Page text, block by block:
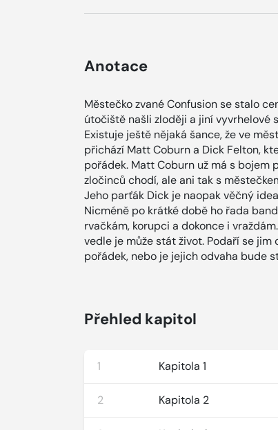
Anotace
Městečko zvané Confusion se stalo
útočiště našli zloději a jiní vyvrhelové
Existuje ještě nějaká šance, že ve
přichází Matt Coburn a Dick Felton,
pořádek. Matt Coburn už má s bojem
zločinců chodí, ale ani tak s
Jeho parťák Dick je naopak věčný
Nicméně po krátké době ho řada
rvačkám, korupci a dokonce i
vedle je může stát život. Podaří se
pořádek, nebo je jejich odvaha bude
Přehled kapitol
1 Kapitola 1
2 Kapitola 2